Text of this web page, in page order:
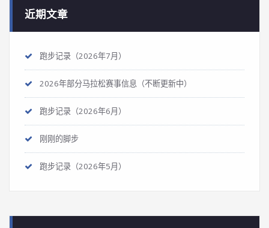
近期文章
跑步记录（2026年7月）
2026年部分马拉松赛事信息（不断更新中）
跑步记录（2026年6月）
刚刚的脚步
跑步记录（2026年5月）